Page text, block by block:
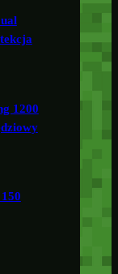
1200